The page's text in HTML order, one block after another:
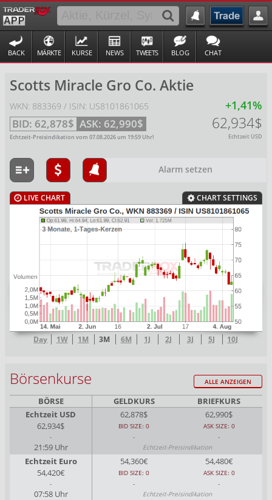
BACK MÄRKTE KURSE NEWS TWEETS BLOG CHAT
Scotts Miracle Gro Co. Aktie
WKN: 883369 / ISIN: US8101861065
BID: 62,878$ ASK: 62,990$
Echtzeit-Preisindikation vom 07.08.2026um 19:59 Uhr!
+1,41%
62,934$
Echtzeit USD
Alarm setzen
LIVE CHART CHART SETTINGS
Day 1W 1M 3M 6M 1J 2J 3J 5J 10J
Börsenkurse ALLE ANZEIGEN
BÖRSE GELDKURS
BRIEFKURS
Echtzeit USD
62,878$
62,990$
62,934$
BID SIZE: 0
ASK SIZE: 0
-
- -
21:59 Uhr Echtzeit-Preisindikation
Echtzeit Euro 54,360€
54,480€
54,420€
BID SIZE: 0
ASK SIZE: 0
-
- -
07:58 Uhr Echtzeit-Preisindikation